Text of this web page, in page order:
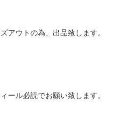
アウトの為、出品致します。
ール必読でお願い致します。